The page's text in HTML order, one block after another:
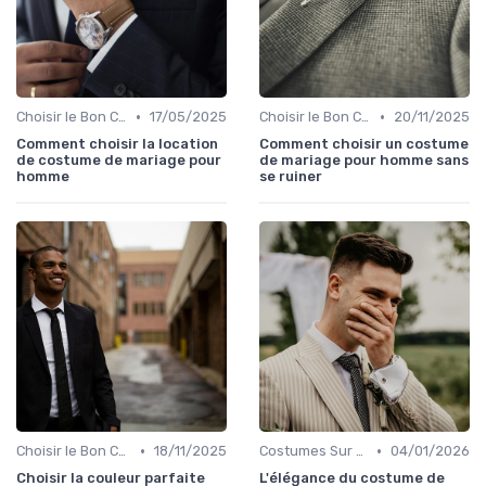
Choisir le Bon Costume • 17/05/2025
Comment choisir la location
de costume de mariage pour
homme
Choisir le Bon Costume •
20/11/2025
Comment choisir un costume
de mariage pour homme sans
se ruiner
Choisir le Bon Costume • 18/11/2025
Choisir la couleur parfaite
Costumes Sur Mesure • 04/01/2026
L'élégance du costume de